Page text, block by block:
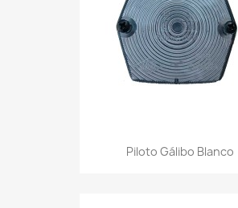
Piloto Gálibo Blanco